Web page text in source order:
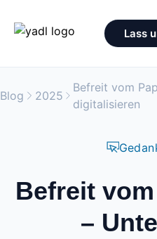
Lass
Blog 2025
Befreit vom
digitalisieren
Befreit
–